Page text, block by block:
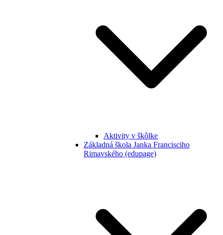
Aktivity v škôlke
Základná škola Janka Francisciho
Rimavského (edupage)